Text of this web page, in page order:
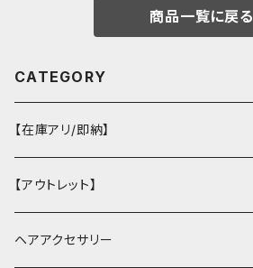
商品一覧に戻る
CATEGORY
【在庫アリ/即納】
【アウトレット】
ヘアアクセサリー